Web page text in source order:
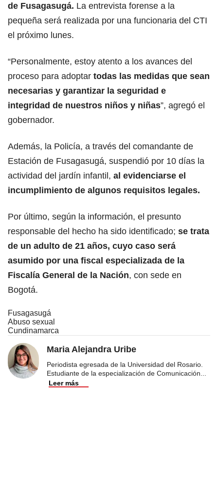
de Fusagasugá. La entrevista forense a la
pequeña será realizada por una funcionaria del CTI
el próximo lunes.
“Personalmente, estoy atento a los avances del
proceso para adoptar todas las medidas que sean
necesarias y garantizar la seguridad e
integridad de nuestros niños y niñas”, agregó el
gobernador.
Además, la Policía, a través del comandante de
Estación de Fusagasugá, suspendió por 10 días la
actividad del jardín infantil, al evidenciarse el
incumplimiento de algunos requisitos legales.
Por último, según la información, el presunto
responsable del hecho ha sido identificado; se trata
de un adulto de 21 años, cuyo caso será
asumido por una fiscal especializada de la
Fiscalía General de la Nación, con sede en
Bogotá.
Fusagasugá
Abuso sexual
Cundinamarca
Maria Alejandra Uribe
Periodista egresada de la Universidad del Rosario.
Estudiante de la especialización de Comunicación
Leer más